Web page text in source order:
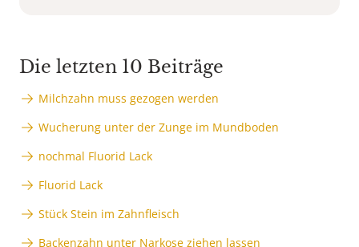
Die letzten 10 Beiträge
Milchzahn muss gezogen werden
Wucherung unter der Zunge im Mundboden
nochmal Fluorid Lack
Fluorid Lack
Stück Stein im Zahnfleisch
Backenzahn unter Narkose ziehen lassen